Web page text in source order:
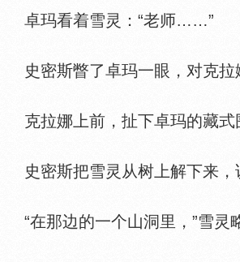
卓玛看着雪灵：“老师……”
史密斯瞥了卓玛一眼，对克拉
克拉娜上前，扯下卓玛的藏式
史密斯把雪灵从树上解下来，
“在那边的一个山洞里，”雪灵